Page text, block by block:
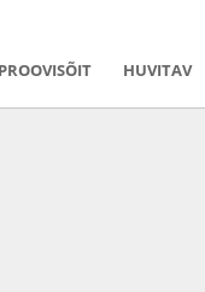
PROOVISÕIT HUVITAV